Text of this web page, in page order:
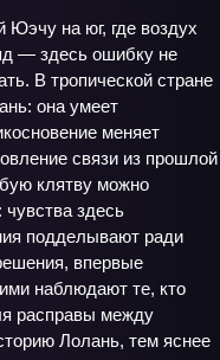
Юэчу на юг, где воздух
— здесь ошибку не
В тропической стране
она умеет
меняет
связи из прошлой
клятву можно
здесь
подделывают ради
впервые
наблюдают те, кто
расправы между
Лолань, тем яснее